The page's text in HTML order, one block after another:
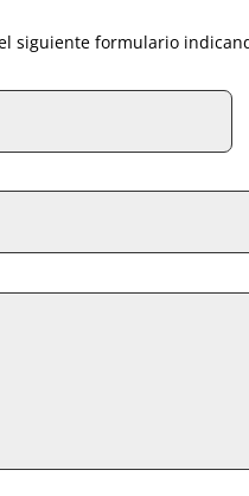
siguiente formulario